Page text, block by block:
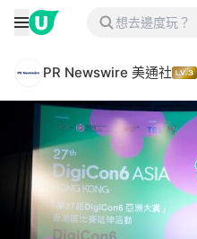
PR Newswire 美通社